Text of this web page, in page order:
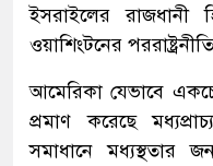
ইসরাইলের রাজধানী
ওয়াশিংটনের
আমেরিকা যেভাবে
প্রমাণ করেছে
সমাধানে মধ্যস্থতার